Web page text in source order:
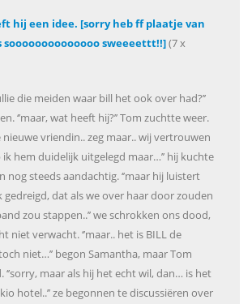
hij een idee. [sorry heb ff plaatje van
soooooooooooooo sweeeettt!!](7 x
die meiden waar bill het ook over had?’’
‘’maar, wat heeft hij?’’ Tom zuchtte weer.
nieuwe vriendin.. zeg maar.. wij vertrouwen
hem duidelijk uitgelegd maar…’’ hij kuchte
nog steeds aandachtig. ‘’maar hij luistert
dat als we over haar door zouden
zou stappen..’’ we schrokken ons dood,
niet verwacht. ‘’maar.. het is BILL de
niet…’’ begon Samantha, maar Tom
‘’sorry, maar als hij het echt wil, dan… is het
hotel..’’ ze begonnen te discussiëren over